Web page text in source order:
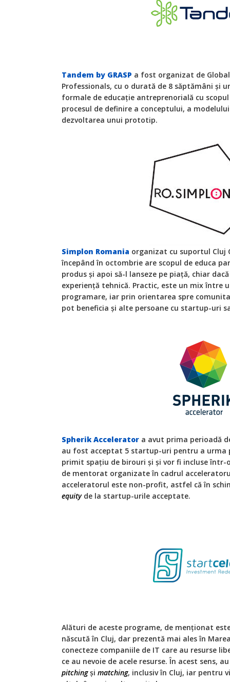
Tandem by GRASP a fost organizat de
Professionals, cu o durată de 8 săptămâni și
formale de educație antreprenorială cu
procesul de definire a conceptului, a
dezvoltarea unui prototip.
Simplon Romania organizat cu suportul Cluj
începând în octombrie are scopul de educa
produs și apoi să-l lanseze pe piață, chiar
experiență tehnică. Practic, este un mix între
programare, iar prin orientarea spre
pot beneficia și alte persoane cu startup-uri
Spherik Accelerator a avut prima perioadă
au fost acceptat 5 startup-uri pentru a urma
primit spațiu de birouri și și vor fi incluse într-
de mentorat organizate în cadrul
acceleratorul este non-profit, astfel că în
equityde la startup-urile acceptate.
Alături de aceste programe, de menționat
născută în Cluj, dar prezentă mai ales în
conecteze companiile de IT care au resurse
ce au nevoie de acele resurse. În acest sens,
pitchingși matching, inclusiv în Cluj, iar pentru